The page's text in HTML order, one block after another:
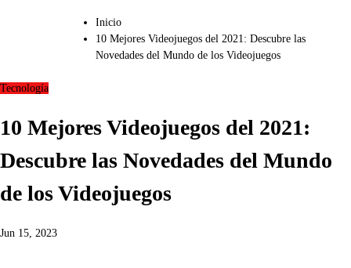
Inicio
10 Mejores Videojuegos del 2021: Descubre las
Novedades del Mundo de los Videojuegos
Tecnología
10 Mejores Videojuegos del 2021:
Descubre las Novedades del Mundo
de los Videojuegos
Jun 15, 2023